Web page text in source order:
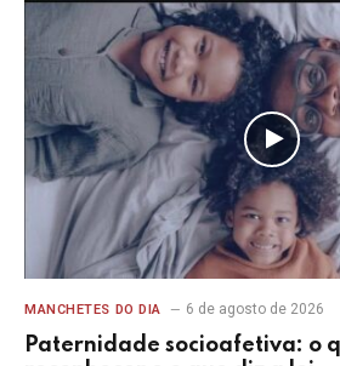
MANCHETES DO DIA 6 de agosto de 2026
Paternidade socioafetiva: o